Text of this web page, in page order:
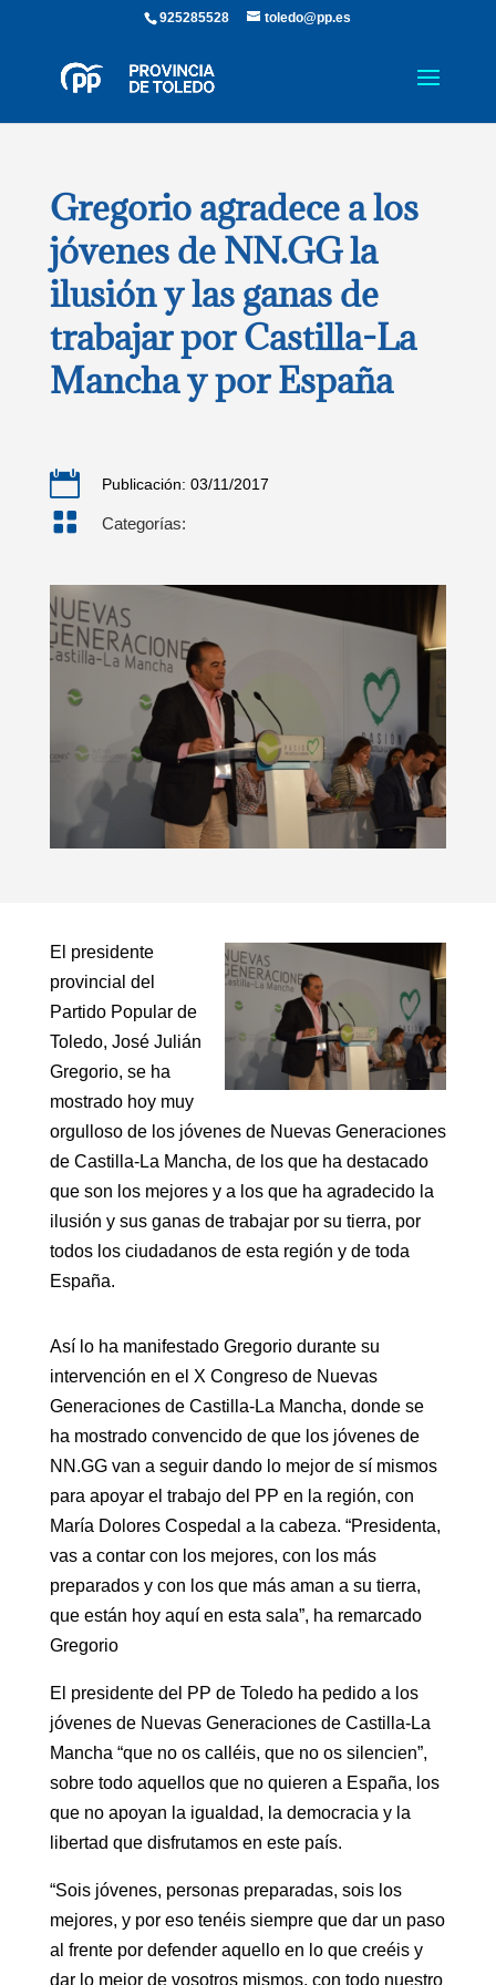
925285528 toledo@pp.es
Gregorio agradece a los
jóvenes de NN.GG la
ilusión y las ganas de
trabajar por Castilla-La
Mancha y por España
 Publicación: 03/11/2017
 Categorías:
El presidente
provincial del
Partido Popular de
Toledo, José Julián
Gregorio, se ha
mostrado hoy muy
orgulloso de los jóvenes de Nuevas Generaciones
de Castilla-La Mancha, de los que ha destacado
que son los mejores y a los que ha agradecido la
ilusión y sus ganas de trabajar por su tierra, por
todos los ciudadanos de esta región y de toda
España.
Así lo ha manifestado Gregorio durante su
intervención en el X Congreso de Nuevas
Generaciones de Castilla-La Mancha, donde se
ha mostrado convencido de que los jóvenes de
NN.GG van a seguir dando lo mejor de sí mismos
para apoyar el trabajo del PP en la región, con
María Dolores Cospedal a la cabeza. “Presidenta,
vas a contar con los mejores, con los más
preparados y con los que más aman a su tierra,
que están hoy aquí en esta sala”, ha remarcado
Gregorio
El presidente del PP de Toledo ha pedido a los
jóvenes de Nuevas Generaciones de Castilla-La
Mancha “que no os calléis, que no os silencien”,
sobre todo aquellos que no quieren a España, los
que no apoyan la igualdad, la democracia y la
libertad que disfrutamos en este país.
“Sois jóvenes, personas preparadas, sois los
mejores, y por eso tenéis siempre que dar un paso
al frente por defender aquello en lo que creéis y
dar lo mejor de vosotros mismos, con todo nuestro
presidente
provincial
del
Partido
Popular
de
Toledo,
Julián
Gregorio,
jóvenes
Generaciones
de
La
Mancha,
de
los
que
destacado
que
son
los